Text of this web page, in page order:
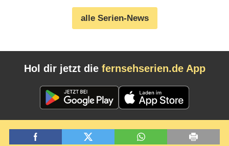
alle Serien-News
Hol dir jetzt die fernsehserien.de App